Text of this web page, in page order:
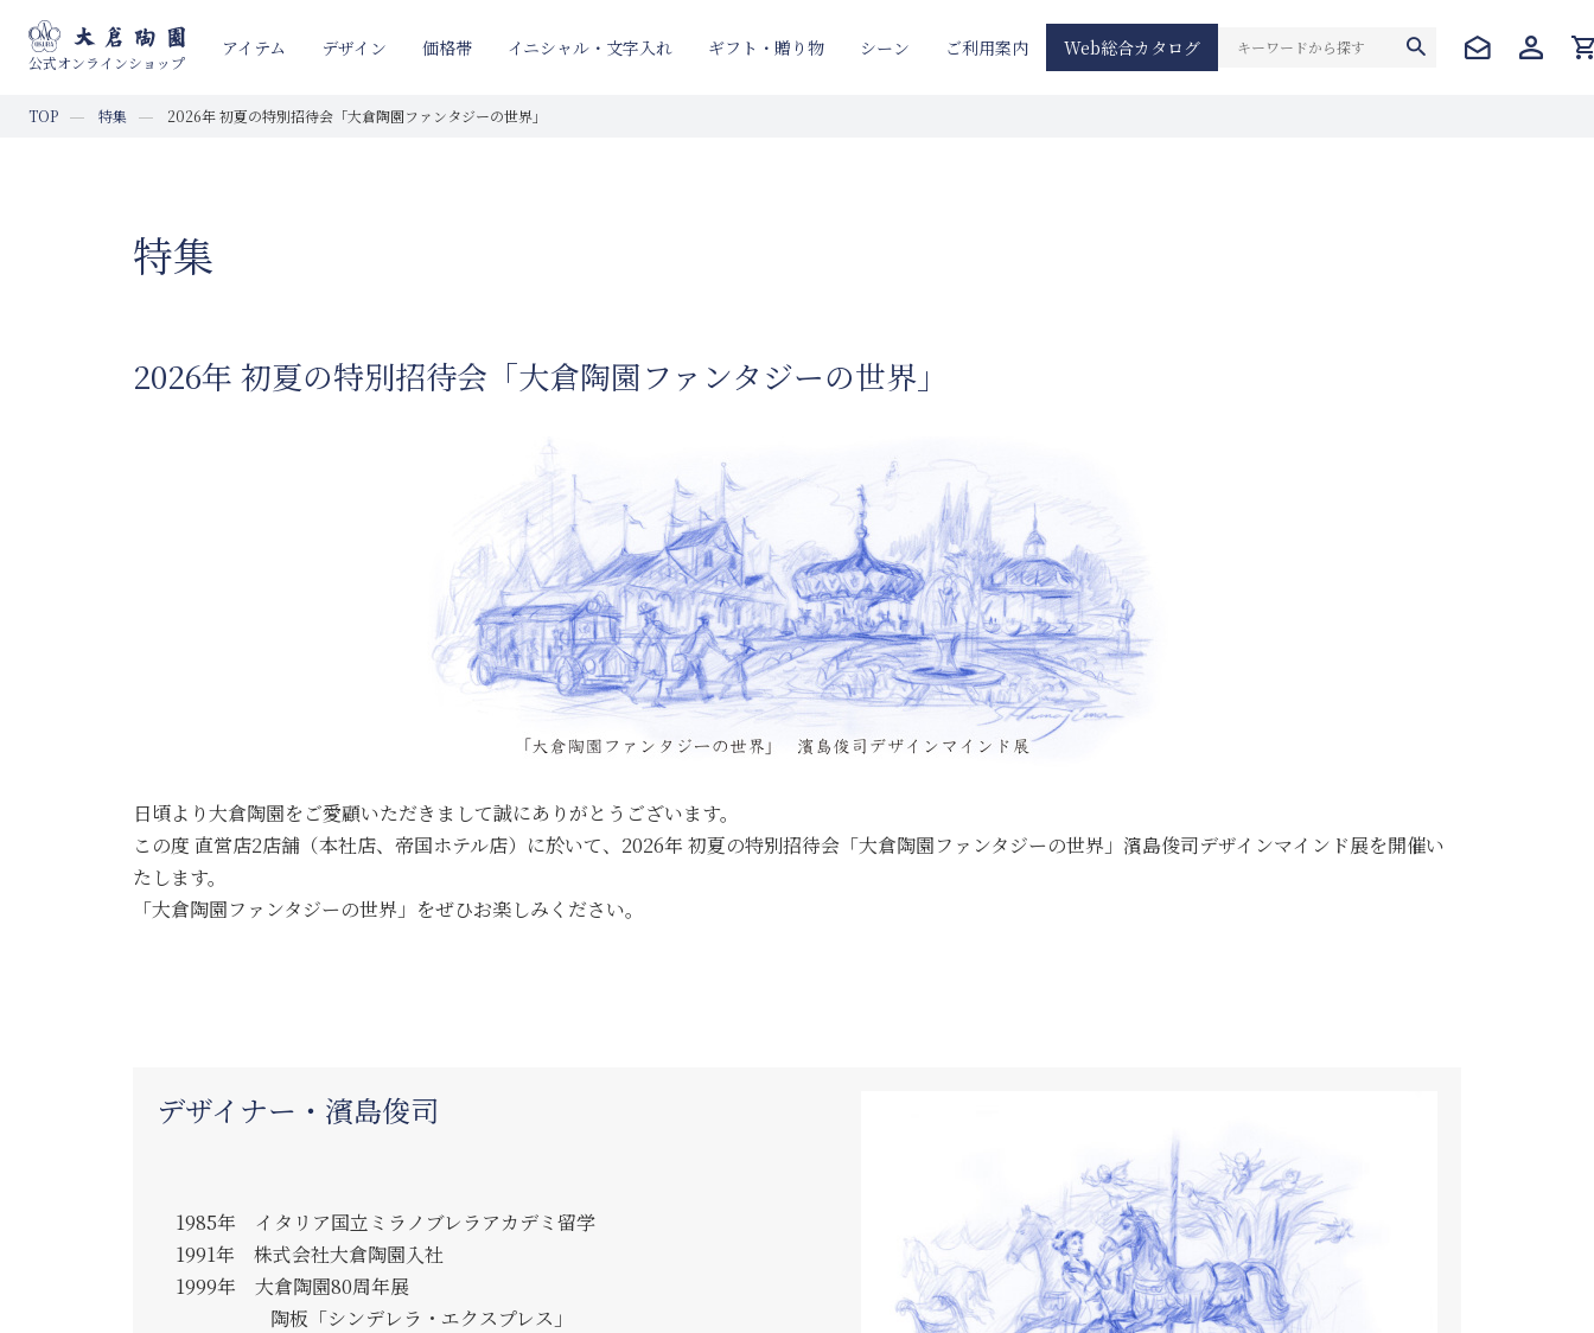
公式オンラインショップ
アイテム デザイン 価格帯 イニシャル・文字入れ ギフト・贈り物 シーン ご利用案内 Web総合カタログ
TOP 特集 2026年 初夏の特別招待会「大倉陶園ファンタジーの世界」
特集
2026年 初夏の特別招待会「大倉陶園ファンタジーの世界」
日頃より大倉陶園をご愛顧いただきまして誠にありがとうございます。
この度 直営店2店舗（本社店、帝国ホテル店）に於いて、2026年 初夏の特別招待会「大倉陶園ファンタジーの世界」濱島俊司デザインマインド展を開催い
たします。
「大倉陶園ファンタジーの世界」をぜひお楽しみください。
デザイナー・濱島俊司
1985年 イタリア国立ミラノブレラアカデミ留学
1991年 株式会社大倉陶園入社
1999年 大倉陶園80周年展
陶板「シンデレラ・エクスプレス」